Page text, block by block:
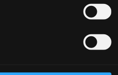
kolmansille